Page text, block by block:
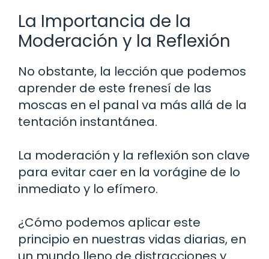
La Importancia de la
Moderación y la Reflexión
No obstante, la lección que podemos
aprender de este frenesí de las
moscas en el panal va más allá de la
tentación instantánea.
La moderación y la reflexión son clave
para evitar caer en la vorágine de lo
inmediato y lo efímero.
¿Cómo podemos aplicar este
principio en nuestras vidas diarias, en